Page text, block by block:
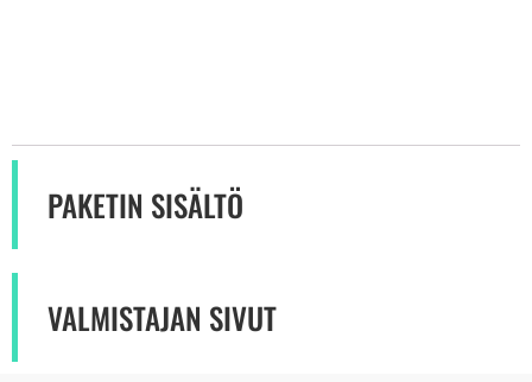
PAKETIN SISÄLTÖ
VALMISTAJAN SIVUT